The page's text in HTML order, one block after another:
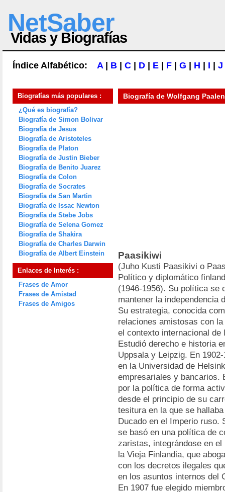
NetSaber
Vidas y Biografías
Índice Alfabético: A| B C D E F G H I J
Biografías más populares :
¿Qué es biografía?
Biografía de Simon Bolivar
Biografía de Jesus
Biografía de Aristoteles
Biografía de Platon
Biografía de Justin Bieber
Biografía de Benito Juarez
Biografía de Colon
Biografía de Socrates
Biografía de San Martin
Biografía de Issac Newton
Biografía de Stebe Jobs
Biografía de Selena Gomez
Biografía de Shakira
Biografía de Charles Darwin
Biografía de Albert Einstein
Enlaces de Interés :
Frases de Amor
Frases de Amistad
Frases de Amigos
Biografía de Wolfgang Paalen
Paasikiwi
(Juho Kusti Paasikivi o
Político y diplomático
(1946-1956). Su política se
mantener la independencia
Su estrategia, conocida
relaciones amistosas con
el contexto internacional de
Estudió derecho e historia
Uppsala y Leipzig. En
en la Universidad de
empresariales y bancarios.
por la política de forma
desde el principio de su
tesitura en la que se
Ducado en el Imperio ruso.
se basó en una política de
zaristas, integrándose en
la Vieja Finlandia, que
con los decretos ilegales
en los asuntos internos del
En 1907 fue elegido